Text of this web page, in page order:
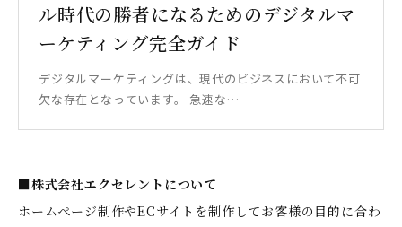
ル時代の勝者になるためのデジタルマ
ーケティング完全ガイド
デジタルマーケティングは、現代のビジネスにおいて不可
欠な存在となっています。 急速な…
■株式会社エクセレントについて
ホームぺージ制作やECサイトを制作してお客様の目的に合わ